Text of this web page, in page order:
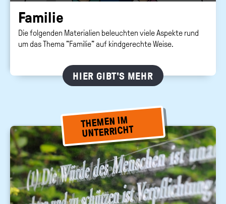
Fa­mi­lie
Die folgenden Materialien beleuchten viele Aspekte rund
um das Thema "Familie" auf kindgerechte Weise.
HIER GIBT'S MEHR
THEMEN IM
UNTERRICHT